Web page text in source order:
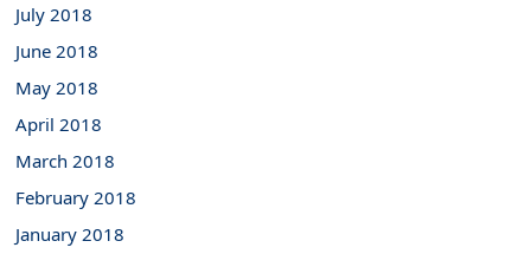
July 2018
June 2018
May 2018
April 2018
March 2018
February 2018
January 2018